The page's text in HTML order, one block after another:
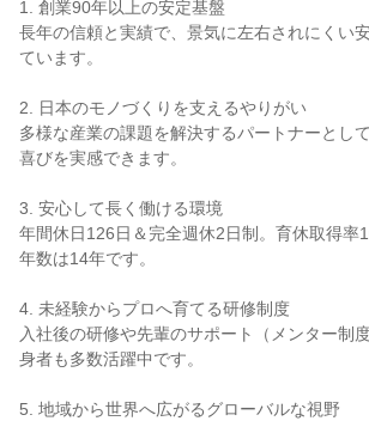
1. 創業90年以上の安定基盤
長年の信頼と実績で、景気に左右されにくい
ています。
2. 日本のモノづくりを支えるやりがい
多様な産業の課題を解決するパートナーとし
喜びを実感できます。
3. 安心して長く働ける環境
年間休日126日＆完全週休2日制。育休取得率
年数は14年です。
4. 未経験からプロへ育てる研修制度
入社後の研修や先輩のサポート（メンター制
身者も多数活躍中です。
5. 地域から世界へ広がるグローバルな視野